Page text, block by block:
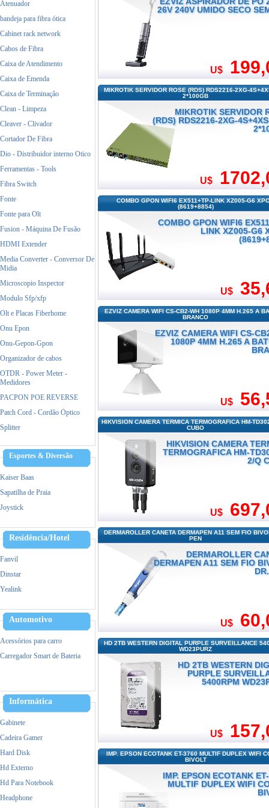
Atenuador
bandeja para fibra ótica
Cabinet rack network
Cabos de Fibra
Caixa de Atendimento
Caixa de Emenda
Caixa de Terminaçâo
Clean - Limpeza
Cleaver - Clivador
Cortador De Fibra
Dio - Distribuidor interno Otico
Ferramentas - Tools
Fibra Switch
Fonte
Fonte para Olt
Fusion - Máquina De Fusão
HDMI Extender
Media Converter - Conversor De
Midia
Microscopio Inspector
Modulo Sfp/xfp
Olt e Placas Fiberhome
Onu Epon
Onu-Gepon-Gpon
Organizador de cabos
OTDR - Power Meter -
Medidores
PACPON POE REVERSE
Patch Cord - Cordão Óptico
Splitter
Esportes & Diversão
Kaiser Baas
Sapatilha de Praia
Joystick
Residência/Hotel
Fanvil
Dinstar
Yealink
Hikvision
Automotivo
Acessórios para carro
Carregador Smart de Bateria
Informática
Gabinete
Cadeira Gamer
Hard Disk
Hd Externo
Hd Para Notebook
Headphone
U$
26V 240V UMIDO SECO
MIKROTIK SERVIDOR ROSE (RDS) RDS2216-2XG-
2*100GB
U$
MIKROTIK SERVIDOR
(RDS) RDS2216-2XG-
COMBO GPON WIFI6 EX511+TP-LINK XZ005-G6
(8619+8854)
U$
COMBO GPON WIFI6
LINK XZ005-G6
EZVIZ CAMERA WIFI CS-CB2-WH 1080P 4MM H.265 A
BRANCO
U$
EZVIZ CAMERA WIFI CS-
1080P 4MM H.265 A
HIKVISION CAMERA TERMICA TERMOGRAFICA HM-
CUBO
U$
HIKVISION CAMERA
TERMOGRAFICA HM-
2/Q
DERMAROLLER CANETA DERMAPEN A11 SEM FIO
PEN
U$
DERMAROLLER
DERMAPEN A11 SEM FIO
HD 2TB WESTERN DIGITAL PURPLE SURVEILLANCE
WD23PURZ
U$
HD 2TB WESTERN
PURPLE
5400RPM
IMP. EPSON ECOTANK ET-3760 MULTIF DUPLEX WIFI
BIVOLT
IMP. EPSON ECOTANK
MULTIF DUPLEX WIFI